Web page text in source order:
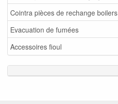
Cointra pièces de rechange boilers
Evacuation de fumées
Accessoires fioul